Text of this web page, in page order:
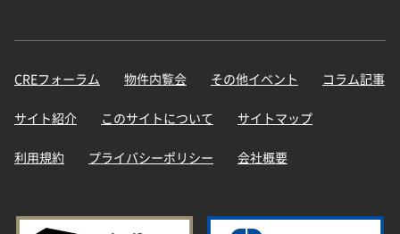
CREフォーラム 物件内覧会 その他イベント コラム記事
サイト紹介 このサイトについて サイトマップ
利用規約 プライバシーポリシー 会社概要